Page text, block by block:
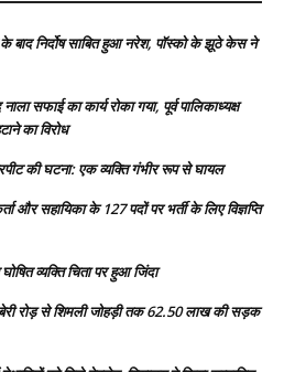
बाद निर्दोष साबित हुआ नरेश, पॉस्को के झूठे केस ने
सफाई का कार्य रोका गया, पूर्व पालिकाध्यक्ष
का विरोध
की घटना: एक व्यक्ति गंभीर रूप से घायल
और सहायिका के 127 पदों पर भर्ती के लिए विज्ञप्ति
व्यक्ति चिता पर हुआ जिंदा
बेरी रोड़ से शिमली जोहड़ी तक 62.50 लाख की सड़क